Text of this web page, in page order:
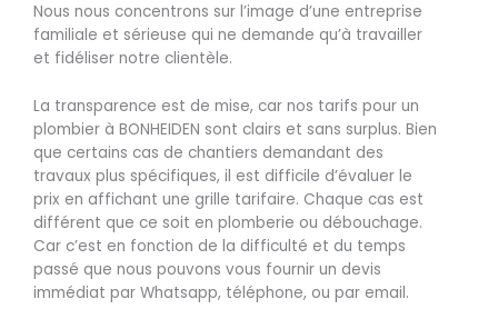
Nous nous concentrons sur l’image d’une entreprise
familiale et sérieuse qui ne demande qu’à travailler
et fidéliser notre clientèle.
La transparence est de mise, car nos tarifs pour un
plombier à BONHEIDEN sont clairs et sans surplus. Bien
que certains cas de chantiers demandant des
travaux plus spécifiques, il est difficile d’évaluer le
prix en affichant une grille tarifaire. Chaque cas est
différent que ce soit en plomberie ou débouchage.
Car c’est en fonction de la difficulté et du temps
passé que nous pouvons vous fournir un devis
immédiat par Whatsapp, téléphone, ou par email.